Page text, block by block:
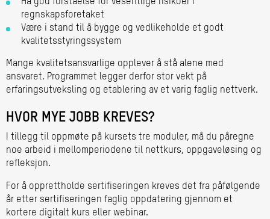
regnskapsforetaket
Være i stand til å bygge og vedlikeholde et godt
kvalitetsstyringssystem
Mange kvalitetsansvarlige opplever å stå alene med
ansvaret. Programmet legger derfor stor vekt på
erfaringsutveksling og etablering av et varig faglig nettverk.
HVOR MYE JOBB KREVES?
I tillegg til oppmøte på kursets tre moduler, må du påregne
noe arbeid i mellomperiodene til nettkurs, oppgaveløsing og
refleksjon.
For å opprettholde sertifiseringen kreves det fra påfølgende
år etter sertifiseringen faglig oppdatering gjennom et
kortere digitalt kurs eller webinar.